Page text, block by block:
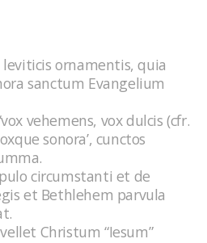
ornamentis, quia
sanctum Evangelium
vehemens, vox dulcis (cfr.
sonora’, cunctos
circumstanti et de
et Bethlehem parvula
Christum “Iesum”